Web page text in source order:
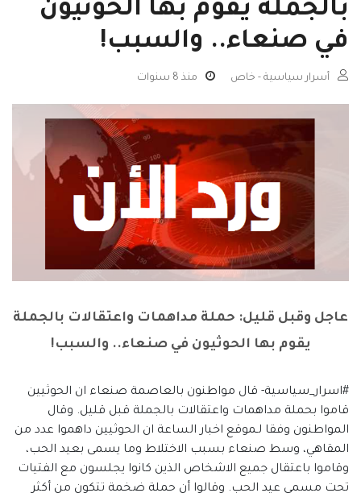
بالجملة يقوم بها الحوثيون
في صنعاء.. والسبب!
أسرار سياسية - خاص منذ 8 سنوات
عاجل وقبل قليل: حملة مداهمات واعتقالات بالجملة
يقوم بها الحوثيون في صنعاء.. والسبب!
#اسرار_سياسية- قال مواطنون بالعاصمة صنعاء ان الحوثيين
قاموا بحملة مداهمات واعتقالات بالجملة قبل قليل. وقال
المواطنون وفقا لـموقع اخبار الساعة ان الحوثيين داهموا عدد من
المقاهي، وسط صنعاء بسبب الاختلاط وما يسمى بعيد الحب،
وقاموا باعتقال جميع الاشخاص الذين كانوا يجلسون مع الفتيات
تحت مسمى عيد الحب. وقالوا أن حملة ضخمة تتكون من أكثر